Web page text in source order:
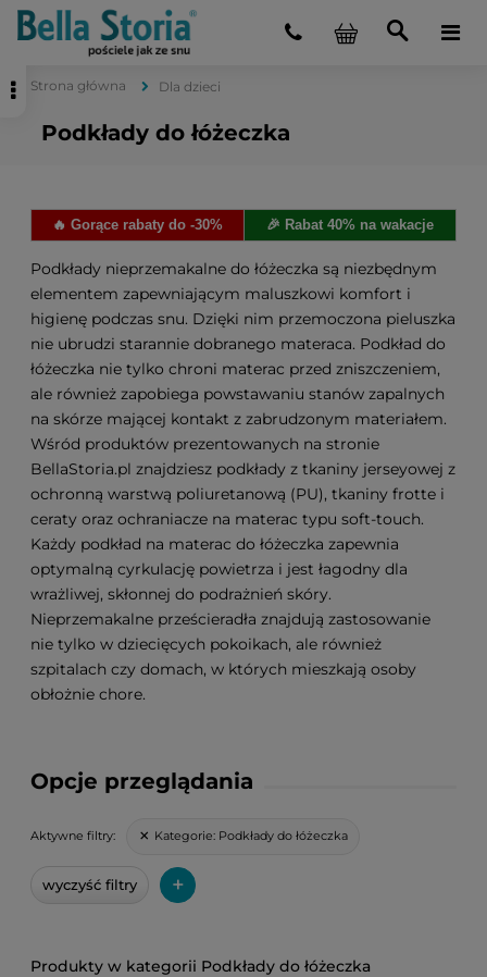
Strona główna Dla dzieci
Podkłady do łóżeczka
🔥 Gorące rabaty do -30% 🎉 Rabat 40% na wakacje
Opcje przeglądania
Aktywne filtry: Kategorie: Podkłady do łóżeczka
wyczyść filtry +
Podkłady nieprzemakalne do łóżeczka są niezbędnym
elementem zapewniającym maluszkowi komfort i
higienę podczas snu. Dzięki nim przemoczona pieluszka
nie ubrudzi starannie dobranego materaca. Podkład do
łóżeczka nie tylko chroni materac przed zniszczeniem,
ale również zapobiega powstawaniu stanów zapalnych
na skórze mającej kontakt z zabrudzonym materiałem.
Wśród produktów prezentowanych na stronie
BellaStoria.pl znajdziesz podkłady z tkaniny jerseyowej z
ochronną warstwą poliuretanową (PU), tkaniny frotte i
ceraty oraz ochraniacze na materac typu soft-touch.
Każdy podkład na materac do łóżeczka zapewnia
optymalną cyrkulację powietrza i jest łagodny dla
wrażliwej, skłonnej do podrażnień skóry.
Nieprzemakalne prześcieradła znajdują zastosowanie
nie tylko w dziecięcych pokoikach, ale również
szpitalach czy domach, w których mieszkają osoby
obłożnie chore.
Podkłady do łóżeczka